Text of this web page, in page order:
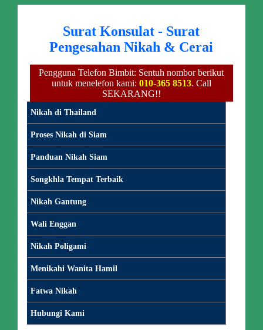
Surat Konsulat - Surat
Pengesahan Nikah & Cerai
Pengguna Telefon Bimbit: Sentuh nombor berikut
untuk menelefon kami: 010-365 8513. Call
SEKARANG!!
Nikah di Thailand
Proses Nikah di Siam
Panduan Nikah Siam
Songkhla Tempat Terbaik
Nikah Gantung
Wali Enggan
Nikah Poligami
Menikahi Wanita Hamil
Fatwa Nikah
Hubungi Kami